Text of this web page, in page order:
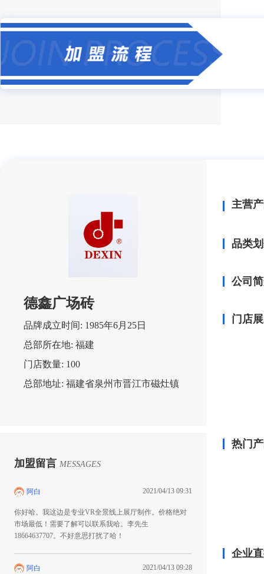
德鑫广场砖
品牌成立时间: 1985年6月25日
总部所在地: 福建
门店数量: 100
总部地址: 福建省泉州市晋江市磁灶镇
加盟留言 MESSAGES
阿白 2021/04/13 09:31
你好哈。我这边是专业VR全景线上展厅制作。价格绝对
市场最低！需要了解可以联系我哈。李先生
18664637707。不好意思打扰了哈！
阿白 2021/04/13 09:28
主营
品类
公司
门店
热门
企业